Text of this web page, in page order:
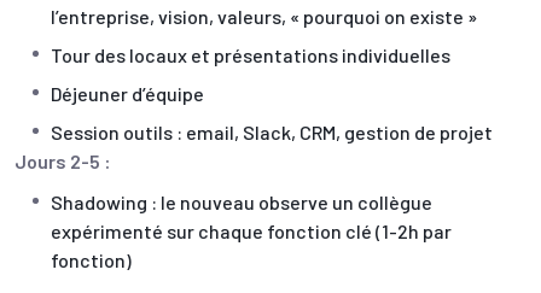
l’entreprise, vision, valeurs, « pourquoi on existe »
Tour des locaux et présentations individuelles
Déjeuner d’équipe
Session outils : email, Slack, CRM, gestion de projet
Jours 2-5 :
Shadowing : le nouveau observe un collègue
expérimenté sur chaque fonction clé (1-2h par
fonction)